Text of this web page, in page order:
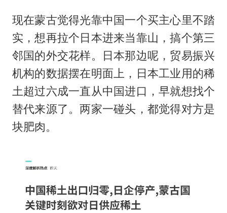
现在蒙古觉得光靠中国一个买主心里不踏
实，想再拉个日本进来当靠山，搞个第三
邻国的外交花样。日本那边呢，贸易振兴
机构的数据摆在明面上，日本工业用的稀
土超过六成一直从中国进口，早就想找个
替代来源了。两家一碰头，都觉得对方是
块肥肉。